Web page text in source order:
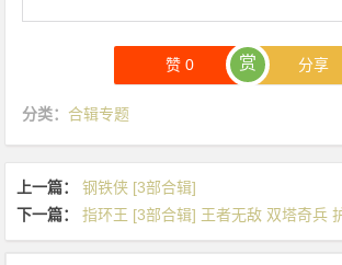
赞0 赏 分享
分类： 合辑专题
上一篇：
钢铁侠 [3部合辑]
下一篇：
指环王 [3部合辑] 王者无敌 双塔奇兵